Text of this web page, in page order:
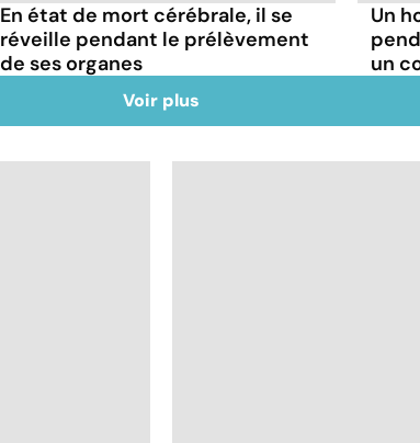
En état de mort cérébrale, il se
réveille pendant le prélèvement
de ses organes
Un
un
Voir plus